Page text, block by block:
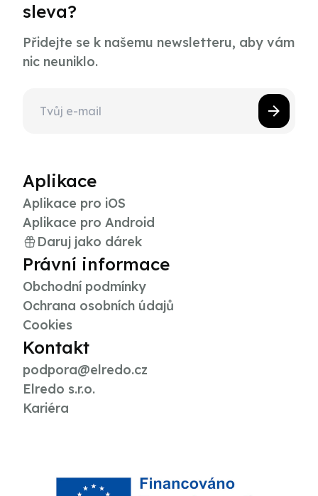
sleva?
Přidejte se k našemu newsletteru, aby vám
nic neuniklo.
Aplikace
Aplikace pro iOS
Aplikace pro Android
Daruj jako dárek
Právní informace
Obchodní podmínky
Ochrana osobních údajů
Cookies
Kontakt
podpora@elredo.cz
Elredo s.r.o.
Kariéra